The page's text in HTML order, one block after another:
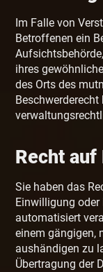
Im Falle von
Betroffenen ein
ihres
des Orts des
Recht
Sie haben das
Einwilligung
automatisiert
einem gängigen,
aushändigen zu
Übertragung der